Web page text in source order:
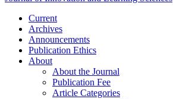
Current
Archives
Announcements
Publication Ethics
About
About the Journal
Publication Fee
Article Categories